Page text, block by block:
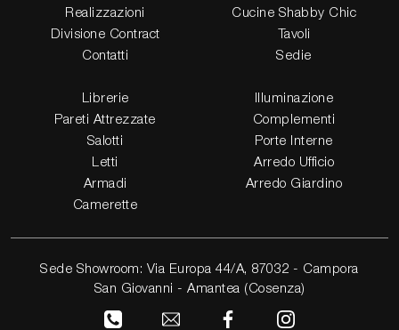
Realizzazioni
Divisione Contract
Contatti
Cucine Shabby Chic
Tavoli
Sedie
Librerie
Pareti Attrezzate
Salotti
Letti
Armadi
Camerette
Illuminazione
Complementi
Porte Interne
Arredo Ufficio
Arredo Giardino
Sede Showroom: Via Europa 44/A, 87032 - Campora
San Giovanni - Amantea (Cosenza)